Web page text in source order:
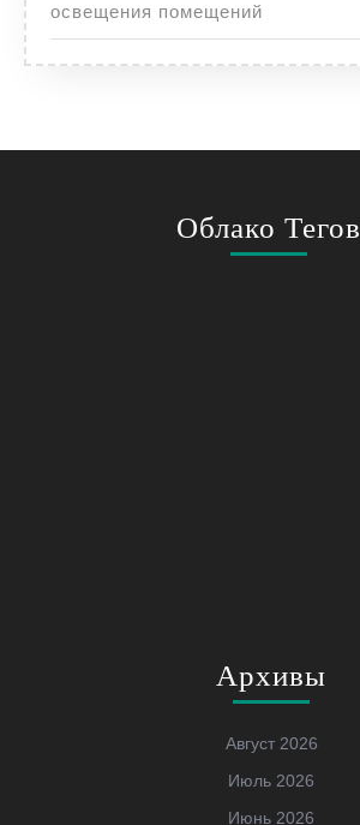
освещения помещений
Облако Тегов
Архивы
Август 2026
Июль 2026
Июнь 2026